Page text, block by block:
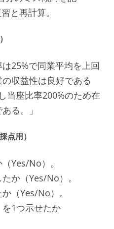
と再計算。
25%で同業平均を上回
収益性は良好である
当座比率200%のため在
る。」
点用）
Yes/No）。
か（Yes/No）。
（Yes/No）。
1つ示せたか